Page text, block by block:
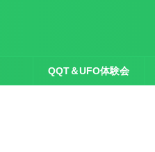
QQT＆UFO体験会